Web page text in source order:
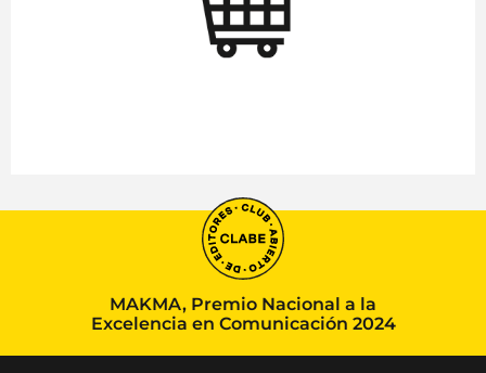
MAKMA, Premio Nacional a la
Excelencia en Comunicación 2024